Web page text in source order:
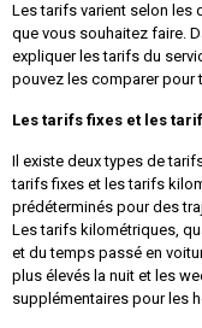
Les tarifs varient selon les
que vous souhaitez faire.
expliquer les tarifs du
pouvez les comparer pour
Les tarifs fixes et les
Il existe deux types de
tarifs fixes et les tarifs
prédéterminés pour des
Les tarifs kilométriques,
et du temps passé en
plus élevés la nuit et les
supplémentaires pour les